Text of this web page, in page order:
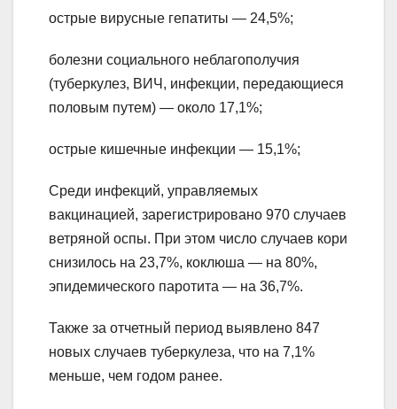
острые вирусные гепатиты — 24,5%;
болезни социального неблагополучия
(туберкулез, ВИЧ, инфекции, передающиеся
половым путем) — около 17,1%;
острые кишечные инфекции — 15,1%;
Среди инфекций, управляемых
вакцинацией, зарегистрировано 970 случаев
ветряной оспы. При этом число случаев кори
снизилось на 23,7%, коклюша — на 80%,
эпидемического паротита — на 36,7%.
Также за отчетный период выявлено 847
новых случаев туберкулеза, что на 7,1%
меньше, чем годом ранее.